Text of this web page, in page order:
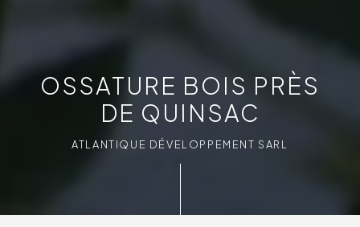
OSSATURE BOIS PRÈS
DE QUINSAC
ATLANTIQUE DÉVELOPPEMENT SARL